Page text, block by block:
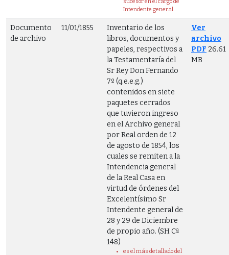
Intendente general.
Documento
de archivo
11/01/1855
Inventario de los
libros, documentos y
papeles, respectivos a
la Testamentaría del
Sr Rey Don Fernando
7º (q.e.e.g.)
contenidos en siete
paquetes cerrados
que tuvieron ingreso
en el Archivo general
por Real orden de 12
de agosto de 1854, los
cuales se remiten a la
Intendencia general
de la Real Casa en
virtud de órdenes del
Excelentísimo Sr
Intendente general de
28 y 29 de Diciembre
de propio año. (SH Cª
148)
es el más detallado del
Ver
archivo
PDF 26.61
MB